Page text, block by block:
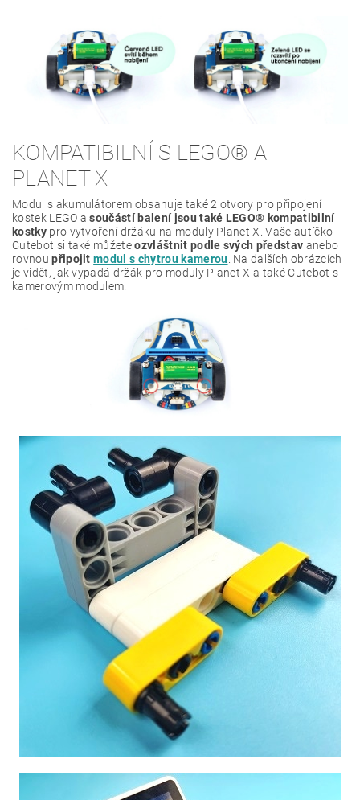
KOMPATIBILNÍ S LEGO® A
PLANET X
Modul s akumulátorem obsahuje také 2 otvory pro připojení
kostek LEGO asoučástí balení jsou také LEGO® kompatibilní
kostkypro vytvoření držáku na moduly Planet X. Vaše autíčko
Cutebot si také můžeteozvláštnit podle svých představ anebo
rovnoupřipojitmodul s chytrou kamerou. Na dalších obrázcích
je vidět, jak vypadá držák pro moduly Planet X a také Cutebot s
kamerovým modulem.